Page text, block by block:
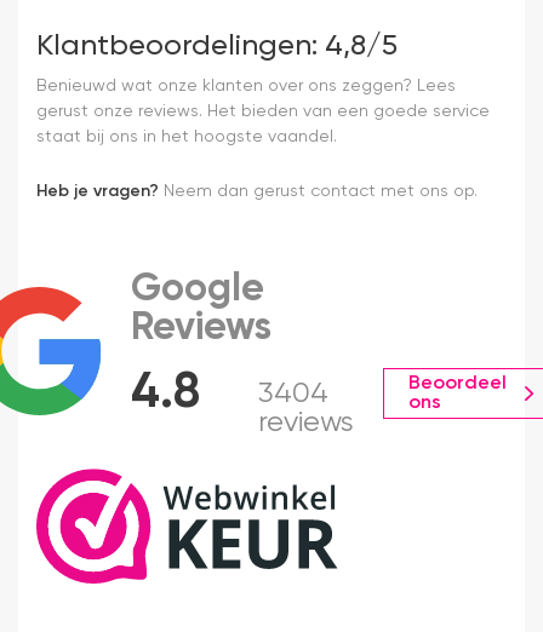
Klantbeoordelingen: 4,8/5
Benieuwd wat onze klanten over ons zeggen? Lees
gerust onze reviews. Het bieden van een goede service
staat bij ons in het hoogste vaandel.
Heb je vragen? Neem dan gerust contact met ons op.
4.8
Google
Reviews
3404
reviews
Beoordeel
ons